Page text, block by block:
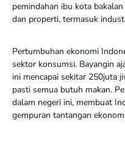
pemindahan ibu kota
dan properti, termasuk
Pertumbuhan ekonomi
sektor konsumsi. Bayangin
ini mencapai sekitar 250juta
pasti semua butuh makan.
dalam negeri ini, membuat
gempuran tantangan